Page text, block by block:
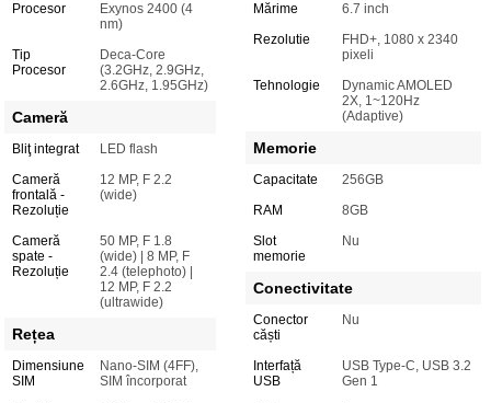
Procesor
Exynos 2400 (4
nm)
Tip
Procesor
Deca-Core
(3.2GHz, 2.9GHz,
2.6GHz, 1.95GHz)
Cameră
Bliţ integrat
LED flash
Cameră
frontală -
Rezoluție
12 MP, F 2.2
(wide)
Cameră
spate -
Rezoluție
50 MP, F 1.8
(wide) | 8 MP, F
2.4 (telephoto) |
12 MP, F 2.2
(ultrawide)
Rețea
Dimensiune
SIM
Nano-SIM (4FF),
SIM încorporat
Mărime
6.7 inch
Rezolutie
FHD+, 1080 x 2340
pixeli
Tehnologie
Dynamic AMOLED
2X, 1~120Hz
(Adaptive)
Memorie
Capacitate
256GB
RAM
8GB
Slot
memorie
Nu
Conectivitate
Conector
căști
Nu
Interfață
USB
USB Type-C, USB 3.2
Gen 1